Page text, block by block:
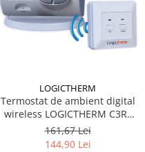
LOGICTHERM
Termostat de ambient digital
wireless LOGICTHERM C3RF
pentru controlul temperaturii
ambientale
161,67 Lei
144,90 Lei